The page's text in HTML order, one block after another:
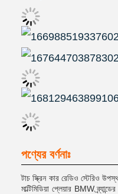
পণ্যের বর্ণনাঃ
টাচ স্ক্রিন কার রেডিও স্টেরিও
মাল্টিমিডিয়া প্লেয়ার BMW